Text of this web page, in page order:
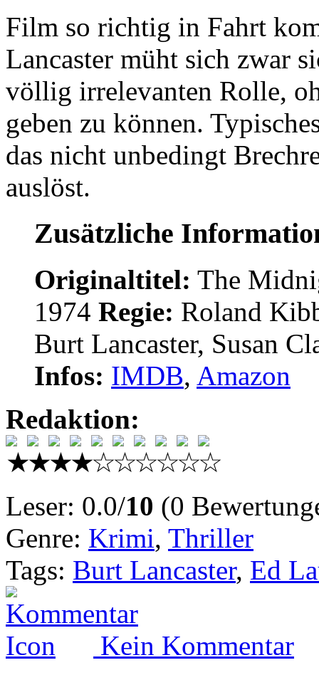
Film so richtig in Fahrt
Lancaster müht sich zwar
völlig irrelevanten Rolle,
geben zu können.
das nicht unbedingt
auslöst.
Zusätzliche
Originaltitel: The
1974 Regie: Roland
Burt Lancaster, Susan
Infos: IMDB, Amazon
Redaktion:
Leser: 0.0/10 (0
Genre: Krimi, Thriller
Tags: Burt Lancaster, Ed
Kein Kommentar